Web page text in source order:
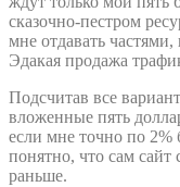
сказочно-пестром
мне отдавать
Эдакая продажа
Подсчитав все
вложенные пять
если мне точно по 2%
понятно, что сам сайт
раньше.